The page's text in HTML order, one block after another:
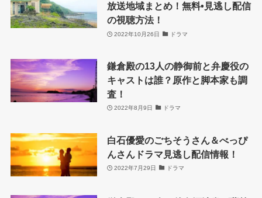
放送地域まとめ！無料•見逃し配信
の視聴方法！
2022年10月26日 ドラマ
鎌倉殿の13人の静御前と弁慶役の
キャストは誰？原作と脚本家も調
査！
2022年8月9日 ドラマ
白石優愛のごちそうさん＆べっぴ
んさんドラマ見逃し配信情報！
2022年7月29日 ドラマ